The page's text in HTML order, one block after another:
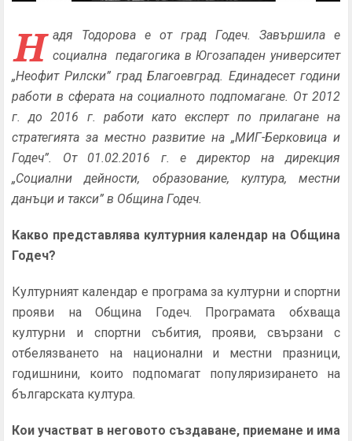
Н адя Тодорова е от град Годеч. Завършила е
социална педагогика в Югозападен университет
„Неофит Рилски” град Благоевград. Единадесет години
работи в сферата на социалното подпомагане. От 2012
г. до 2016 г. работи като експерт по прилагане на
стратегията за местно развитие на „МИГ-Берковица и
Годеч”. От 01.02.2016 г. е директор на дирекция
„Социални дейности, образование, култура, местни
данъци и такси” в Община Годеч.
Какво представлява културния календар на Община
Годеч?
Културният календар е програма за културни и спортни
прояви на Община Годеч. Програмата обхваща
културни и спортни събития, прояви, свързани с
отбелязването на национални и местни празници,
годишнини, които подпомагат популяризирането на
българската култура.
Кои участват в неговото създаване, приемане и има